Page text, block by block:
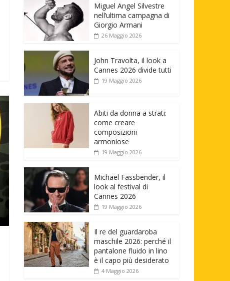
Miguel Angel Silvestre
nell’ultima campagna di
Giorgio Armani
26 Maggio 2026
John Travolta, il look a
Cannes 2026 divide tutti
19 Maggio 2026
Abiti da donna a strati:
come creare
composizioni
armoniose
19 Maggio 2026
Michael Fassbender, il
look al festival di
Cannes 2026
19 Maggio 2026
Il re del guardaroba
maschile 2026: perché il
pantalone fluido in lino
è il capo più desiderato
4 Maggio 2026